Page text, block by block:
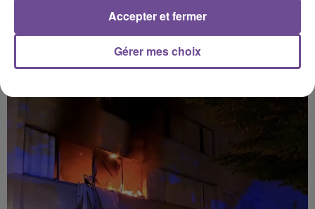
PRÈS DE CHEZ VOUS
Gérer mes choix
Accepter et fermer